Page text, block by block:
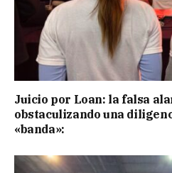
Juicio por Loan: la falsa
obstaculizando una
«banda»: